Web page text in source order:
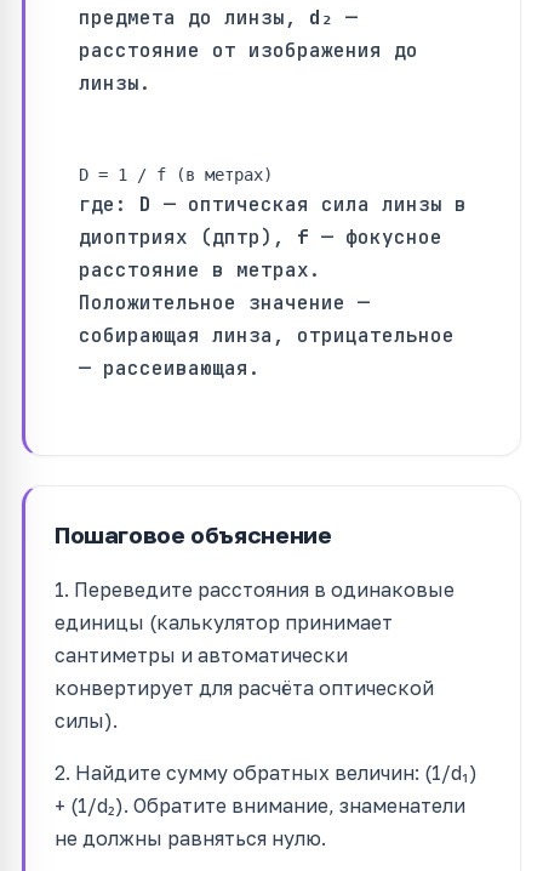
предмета до линзы, d₂ —
расстояние от изображения до
линзы.
D = 1 / f (в метрах)
где: D — оптическая сила линзы в
диоптриях (дптр), f — фокусное
расстояние в метрах.
Положительное значение —
собирающая линза, отрицательное
— рассеивающая.
Пошаговое объяснение
1. Переведите расстояния в одинаковые
единицы (калькулятор принимает
сантиметры и автоматически
конвертирует для расчёта оптической
силы).
2. Найдите сумму обратных величин: (1/d₁)
+ (1/d₂). Обратите внимание, знаменатели
не должны равняться нулю.